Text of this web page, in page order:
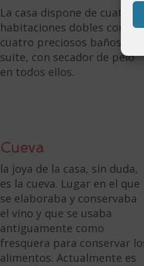
La casa dispone de cuatro
habitaciones dobles con
cuatro preciosos baños en
suite, con secador de pelo
en todos ellos.
Cueva
la joya de la casa, sin duda,
es la cueva. Lugar en el que
se elaboraba y conservaba
el vino y que se usaba
antiguamente como
fresquera para conservar
alimentos. Actualmente es